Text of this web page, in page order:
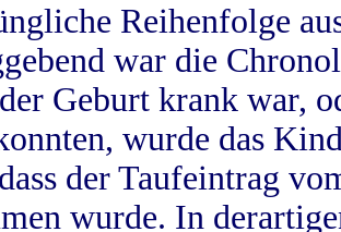
Reihenfolge
war die
Geburt krank war,
wurde das
der Taufeintrag
wurde. In